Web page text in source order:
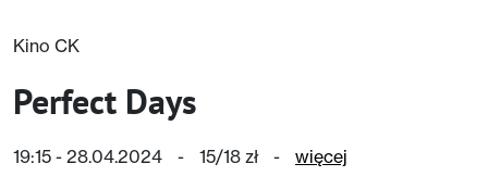
Kino CK
Perfect Days
19:15 - 28.04.2024 - 15/18 zł - więcej